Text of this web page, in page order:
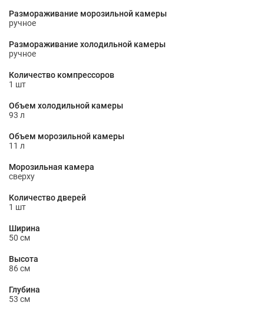
Размораживание морозильной камеры
ручное
Размораживание холодильной камеры
ручное
Количество компрессоров
1 шт
Объем холодильной камеры
93 л
Объем морозильной камеры
11 л
Морозильная камера
сверху
Количество дверей
1 шт
Ширина
50 см
Высота
86 см
Глубина
53 см